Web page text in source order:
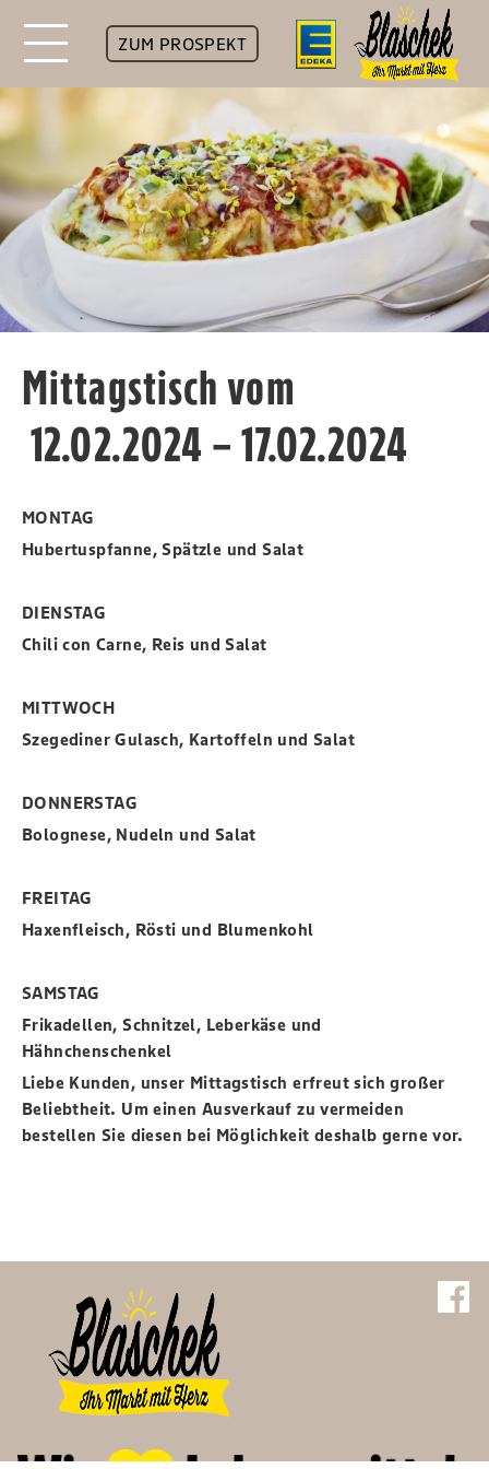
ZUM PROSPEKT
Mittagstisch vom
12.02.2024 – 17.02.2024
MONTAG
Hubertuspfanne, Spätzle und Salat
DIENSTAG
Chili con Carne, Reis und Salat
MITTWOCH
Szegediner Gulasch, Kartoffeln und Salat
DONNERSTAG
Bolognese, Nudeln und Salat
FREITAG
Haxenfleisch, Rösti und Blumenkohl
SAMSTAG
Frikadellen, Schnitzel, Leberkäse und
Hähnchenschenkel
Liebe Kunden, unser Mittagstisch erfreut sich großer
Beliebtheit. Um einen Ausverkauf zu vermeiden
bestellen Sie diesen bei Möglichkeit deshalb gerne vor.